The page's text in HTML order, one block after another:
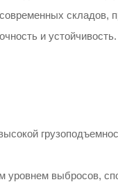
складов,
и устойчивость.
уровнем выбросов,